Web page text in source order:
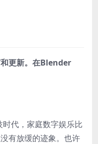
更新。在Blender
代，家庭数字娱乐比
有放缓的迹象。也许